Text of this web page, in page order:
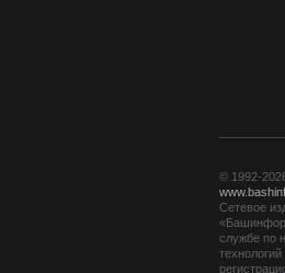
© 1992-
Сетевое
службе по